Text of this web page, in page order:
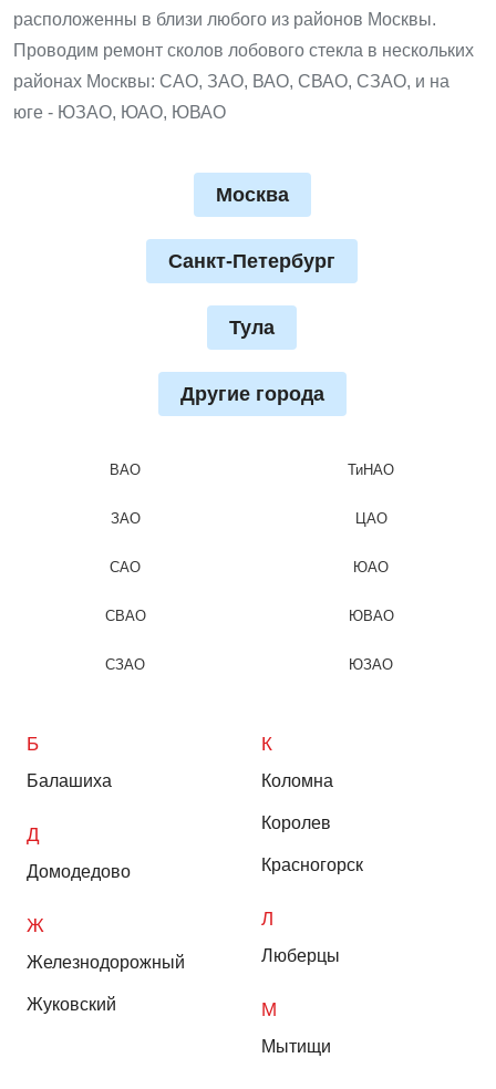
расположенны в близи любого из районов Москвы.
Проводим ремонт сколов лобового стекла в нескольких
районах Москвы: САО, ЗАО, ВАО, СВАО, СЗАО, и на
юге - ЮЗАО, ЮАО, ЮВАО
Москва
Санкт-Петербург
Тула
Другие города
ВАО
ЗАО
САО
СВАО
СЗАО
ТиНАО
ЦАО
ЮАО
ЮВАО
ЮЗАО
Б
Балашиха
Д
Домодедово
Ж
Железнодорожный
Жуковский
К
Коломна
Королев
Красногорск
Л
Люберцы
М
Мытищи